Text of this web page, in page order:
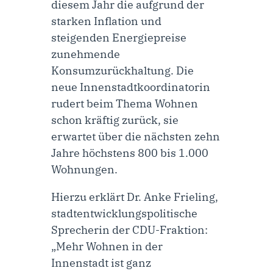
diesem Jahr die aufgrund der
starken Inflation und
steigenden Energiepreise
zunehmende
Konsumzurückhaltung. Die
neue Innenstadtkoordinatorin
rudert beim Thema Wohnen
schon kräftig zurück, sie
erwartet über die nächsten zehn
Jahre höchstens 800 bis 1.000
Wohnungen.
Hierzu erklärt Dr. Anke Frieling,
stadtentwicklungspolitische
Sprecherin der CDU-Fraktion:
„Mehr Wohnen in der
Innenstadt ist ganz